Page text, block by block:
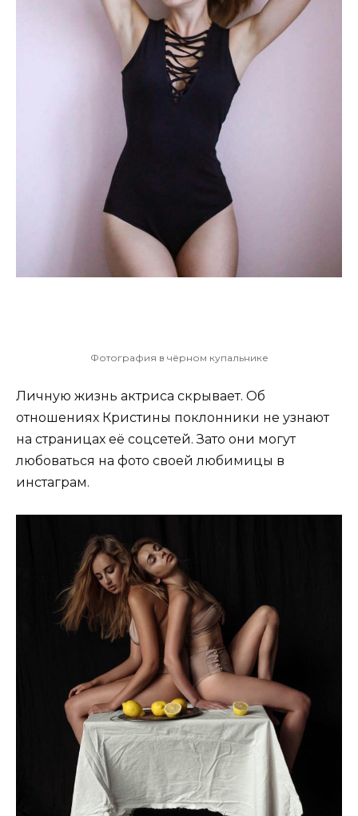
Фотография в чёрном купальнике
Личную жизнь актриса скрывает. Об
отношениях Кристины поклонники не узнают
на страницах её соцсетей. Зато они могут
любоваться на фото своей любимицы в
инстаграм.